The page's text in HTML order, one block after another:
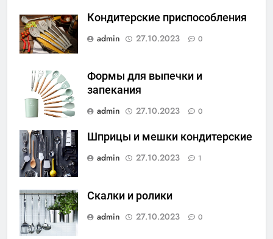
Кондитерские приспособления
admin
27.10.2023 0
Формы для выпечки и
запекания
admin
27.10.2023 0
Шприцы и мешки кондитерские
admin
27.10.2023 1
Скалки и ролики
admin
27.10.2023 0